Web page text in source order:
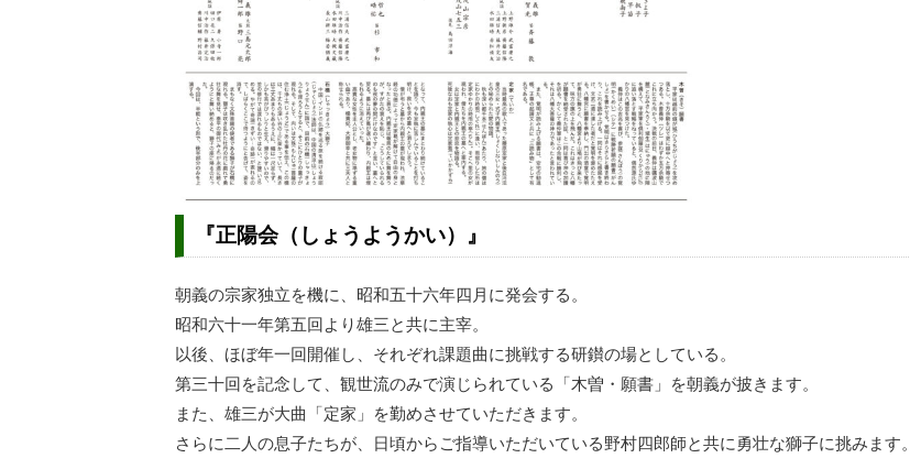
『正陽会（しょうようかい）』
朝義の宗家独立を機に、昭和五十六年四月に発会する。
昭和六十一年第五回より雄三と共に主宰。
以後、ほぼ年一回開催し、それぞれ課題曲に挑戦する研鑚の場としている。
第三十回を記念して、観世流のみで演じられている「木曽・願書」を朝義が披きます。
また、雄三が大曲「定家」を勤めさせていただきます。
さらに二人の息子たちが、日頃からご指導いただいている野村四郎師と共に勇壮な獅子に挑みます。